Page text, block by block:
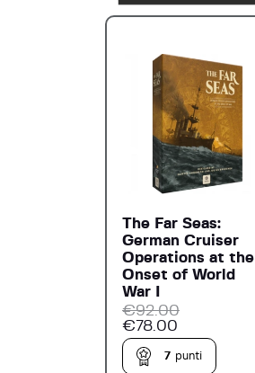
The Far Seas:
German Cruiser
Operations at the
Onset of World
War I
€92.00
€78.00
7 punti